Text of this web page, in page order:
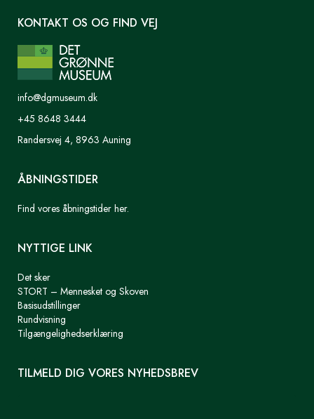
KONTAKT OS OG FIND VEJ
info@dgmuseum.dk
+45 8648 3444
Randersvej 4, 8963 Auning
ÅBNINGSTIDER
Find vores åbningstider her.
NYTTIGE LINK
Det sker
STORT – Mennesket og Skoven
Basisudstillinger
Rundvisning
Tilgængelighedserklæring
TILMELD DIG VORES NYHEDSBREV